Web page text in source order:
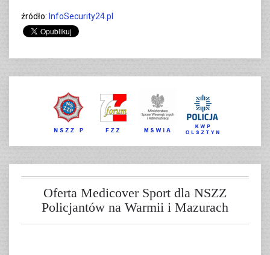
źródło: InfoSecurity24.pl
Oferta Medicover Sport dla NSZZ
Policjantów na Warmii i Mazurach